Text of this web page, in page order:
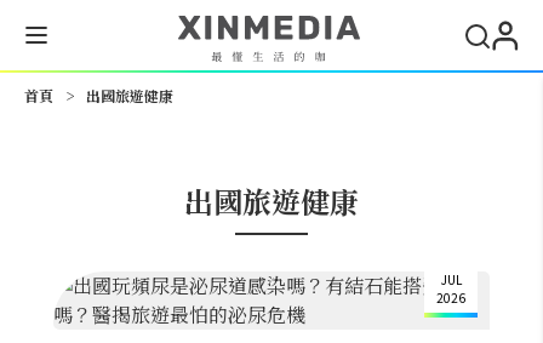
首頁 > 出國旅遊健康
出國旅遊健康
JUL
2026